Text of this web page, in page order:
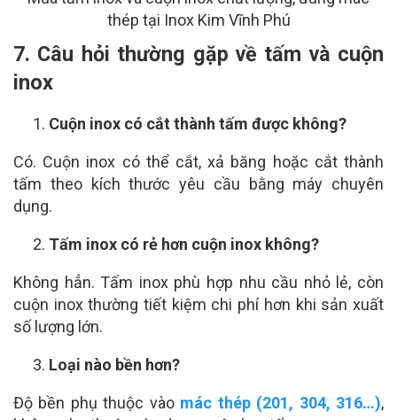
thép tại Inox Kim Vĩnh Phú
7. Câu hỏi thường gặp về tấm và cuộn
inox
Cuộn inox có cắt thành tấm được không?
Có. Cuộn inox có thể cắt, xả băng hoặc cắt thành
tấm theo kích thước yêu cầu bằng máy chuyên
dụng.
Tấm inox có rẻ hơn cuộn inox không?
Không hẳn. Tấm inox phù hợp nhu cầu nhỏ lẻ, còn
cuộn inox thường tiết kiệm chi phí hơn khi sản xuất
số lượng lớn.
Loại nào bền hơn?
Độ bền phụ thuộc vào mác thép (201, 304, 316…),